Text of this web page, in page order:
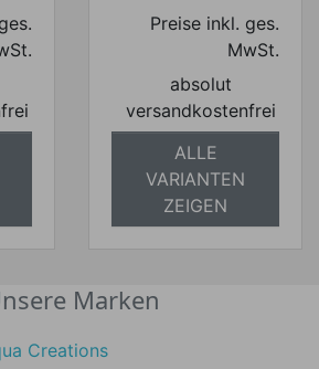
Preise inkl. ges.
MwSt.
absolut
versandkostenfrei
ALLE
VARIANTEN
ZEIGEN
Marken